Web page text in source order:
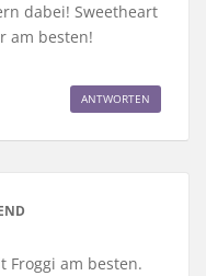
dabei! Sweetheart
am besten!
ANTWORTEN
Froggi am besten.